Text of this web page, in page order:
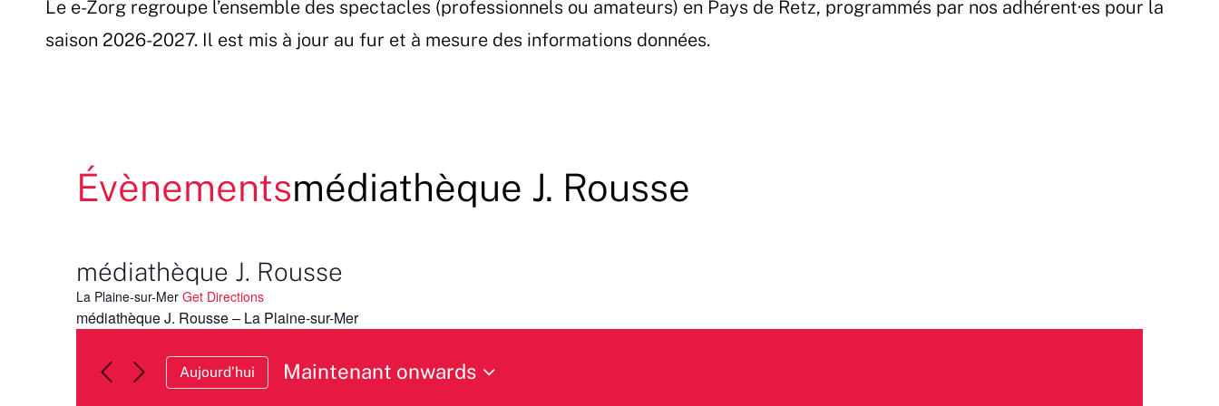
Le e-Zorg regroupe l’ensemble des spectacles (professionnels ou amateurs) en Pays de Retz, programmés par nos adhérent·es pour la
saison 2026-2027. Il est mis à jour au fur et à mesure des informations données.
Évènementsmédiathèque J. Rousse
médiathèque J. Rousse
La Plaine-sur-Mer Get Directions
médiathèque J. Rousse – La Plaine-sur-Mer
Aujourd’hui
Maintenant onwards